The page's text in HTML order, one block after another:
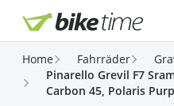
Direkt zum Inhalt
Home Fahrräder
Pinarello Grevil F7
Carbon 45, Polaris